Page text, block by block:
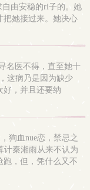
自由安稳的ri子的。她
把她接过来。她决心
上来？作为克莱尔家
为父亲最小的儿子，
父亲膝tou的Tom垂下
宠ai对他无用，他要
掌舵人看着shen下
化雨的温柔你不要，
捆起来才老实？Tom
样，把她困在自己
不到的。
名医不得，直至她十
这病乃是因为缺少
好，并且还要纳
她ti弱多病，姬昭可能
表妹，给她guan满jing
节制，万一伤了你
年龄差4岁，sc，甜
会怀yun，因为男主
狗血nue恋，禁忌之
计秦湘雨从来不认为
跑，但，凭什么又不
后妈。机关算尽，一